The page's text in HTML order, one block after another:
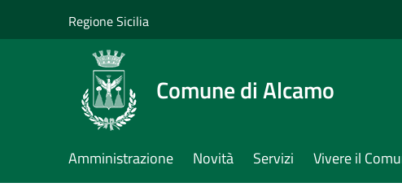
Regione Sicilia
Comune di Alcamo
Amministrazione Novità Servizi Vivere il